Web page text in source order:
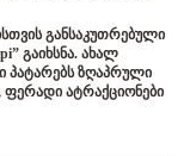
განსაკუთრებული
გაიხსნა. ახალ
პატარებს ზღაპრული
ფერადი ატრაქციონები